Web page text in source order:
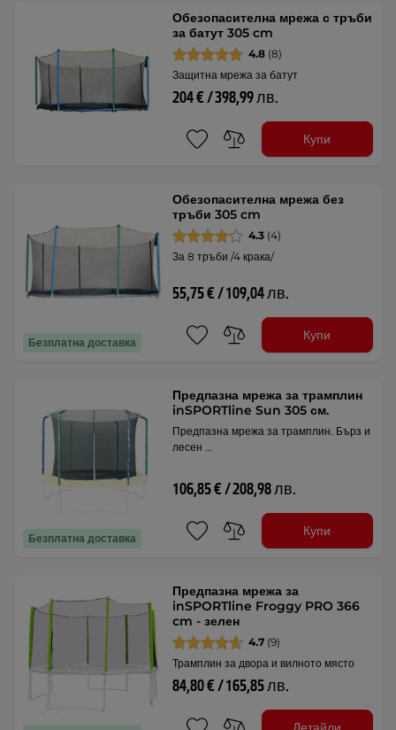
Обезопасителна мрежа с тръби
за батут 305 cm
4.8 (8)
Защитна мрежа за батут
204 € / 398,99 лв.
Купи
Безплатна доставка
Обезопасителна мрежа без
тръби 305 cm
4.3 (4)
За 8 тръби /4 крака/
55,75 € / 109,04 лв.
Купи
Безплатна доставка
Предпазна мрежа за трамплин
inSPORTline Sun 305 см.
Предпазна мрежа за трамплин. Бърз и
лесен …
106,85 € / 208,98 лв.
Купи
Предпазна мрежа за
inSPORTline Froggy PRO 366
cm - зелен
4.7 (9)
Трамплин за двора и вилното място
84,80 € / 165,85 лв.